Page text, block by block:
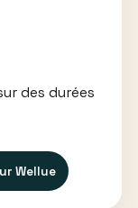
des durées
Wellue